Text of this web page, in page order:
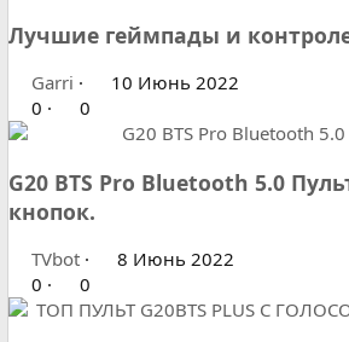
Лучшие геймпады и
Garri
10 Июнь 2022
0
0
G20 BTS Pro Bluetooth 5.0
кнопок.
TVbot
8 Июнь 2022
0
0